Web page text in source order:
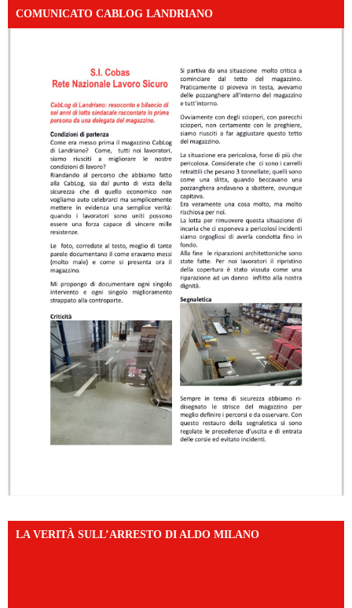
COMUNICATO CABLOG LANDRIANO
LA VERITÀ SULL’ARRESTO DI ALDO MILANO